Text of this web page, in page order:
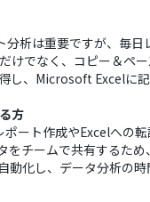
析は重要ですが、毎
けでなく、コピー＆ペ
し、Microsoft Excelに
方
ート作成やExcelへの
をチームで共有するた
動化し、データ分析の